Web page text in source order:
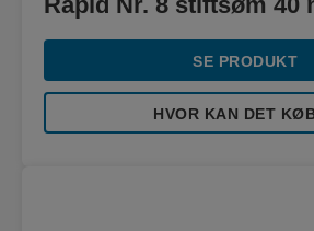
SE PRODUKT
HVOR KAN DET